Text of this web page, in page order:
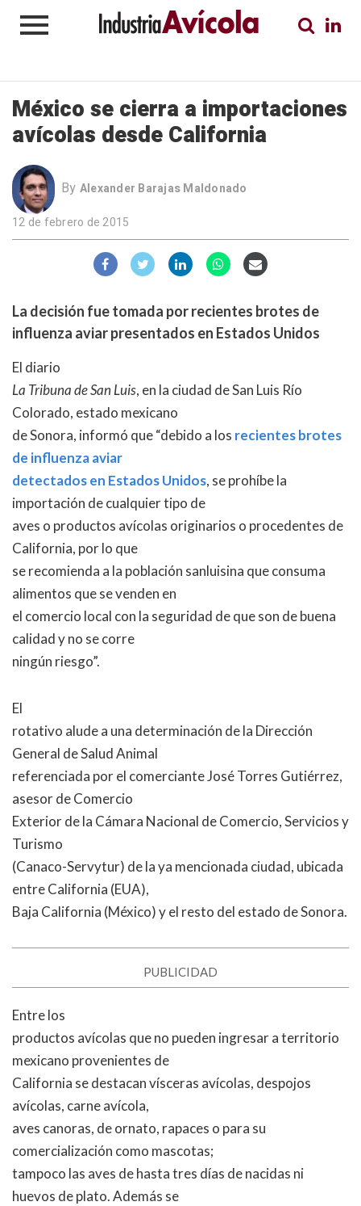
México se cierra a importaciones
avícolas desde California
By Alexander Barajas Maldonado
12 de febrero de 2015
La decisión fue tomada por recientes brotes de
influenza aviar presentados en Estados Unidos
El diario
La Tribuna de San Luis, en la ciudad de San Luis Río
Colorado, estado mexicano
de Sonora, informó que “debido a los recientes brotes
de influenza aviar
detectados en Estados Unidos, se prohíbe la
importación de cualquier tipo de
aves o productos avícolas originarios o procedentes de
California, por lo que
se recomienda a la población sanluisina que consuma
alimentos que se venden en
el comercio local con la seguridad de que son de buena
calidad y no se corre
ningún riesgo”.
El
rotativo alude a una determinación de la Dirección
General de Salud Animal
referenciada por el comerciante José Torres Gutiérrez,
asesor de Comercio
Exterior de la Cámara Nacional de Comercio, Servicios y
Turismo
(Canaco-Servytur) de la ya mencionada ciudad, ubicada
entre California (EUA),
Baja California (México) y el resto del estado de Sonora.
PUBLICIDAD
Entre los
productos avícolas que no pueden ingresar a territorio
mexicano provenientes de
California se destacan vísceras avícolas, despojos
avícolas, carne avícola,
aves canoras, de ornato, rapaces o para su
comercialización como mascotas;
tampoco las aves de hasta tres días de nacidas ni
huevos de plato. Además se